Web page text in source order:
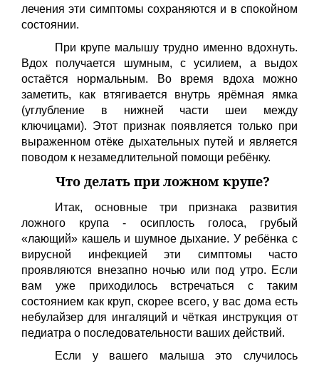
лечения эти симптомы сохраняются и в спокойном
состоянии.
При крупе малышу трудно именно вдохнуть.
Вдох получается шумным, с усилием, а выдох
остаётся нормальным. Во время вдоха можно
заметить, как втягивается внутрь ярёмная ямка
(углубление в нижней части шеи между
ключицами). Этот признак появляется только при
выраженном отёке дыхательных путей и является
поводом к незамедлительной помощи ребёнку.
Что делать при ложном крупе?
Итак, основные три признака развития
ложного крупа - осиплость голоса, грубый
«лающий» кашель и шумное дыхание. У ребёнка с
вирусной инфекцией эти симптомы часто
проявляются внезапно ночью или под утро. Если
вам уже приходилось встречаться с таким
состоянием как круп, скорее всего, у вас дома есть
небулайзер для ингаляций и чёткая инструкция от
педиатра о последовательности ваших действий.
Если у вашего малыша это случилось